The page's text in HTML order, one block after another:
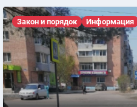
Закон и порядок Информация